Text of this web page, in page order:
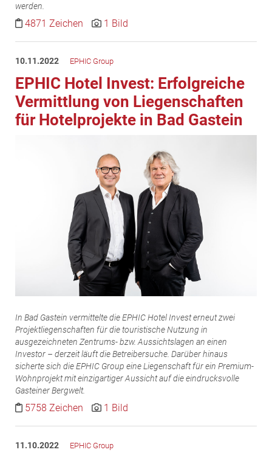
werden.
4871 Zeichen 1 Bild
10.11.2022 EPHIC Group
EPHIC Hotel Invest: Erfolgreiche
Vermittlung von Liegenschaften
für Hotelprojekte in Bad Gastein
In Bad Gastein vermittelte die EPHIC Hotel Invest erneut zwei
Projektliegenschaften für die touristische Nutzung in
ausgezeichneten Zentrums- bzw. Aussichtslagen an einen
Investor – derzeit läuft die Betreibersuche. Darüber hinaus
sicherte sich die EPHIC Group eine Liegenschaft für ein Premium-
Wohnprojekt mit einzigartiger Aussicht auf die eindrucksvolle
Gasteiner Bergwelt.
5758 Zeichen 1 Bild
11.10.2022 EPHIC Group